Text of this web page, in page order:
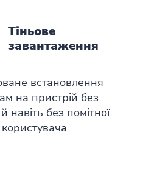
Тіньове
завантаження
встановлення
на пристрій без
навіть без помітної
користувача